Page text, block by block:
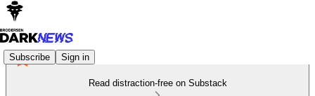
Subscribe Sign in
Read distraction-free on Substack